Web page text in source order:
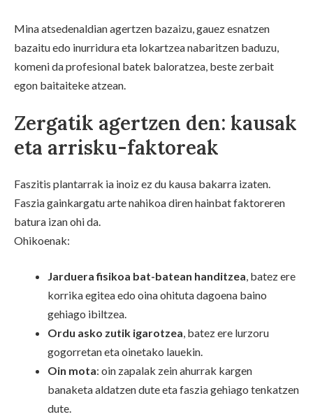
Mina atsedenaldian agertzen bazaizu, gauez esnatzen
bazaitu edo inurridura eta lokartzea nabaritzen baduzu,
komeni da profesional batek baloratzea, beste zerbait
egon baitaiteke atzean.
Zergatik agertzen den: kausak
eta arrisku-faktoreak
Faszitis plantarrak ia inoiz ez du kausa bakarra izaten.
Faszia gainkargatu arte nahikoa diren hainbat faktoreren
batura izan ohi da.
Ohikoenak:
Jarduera fisikoa bat-batean handitzea, batez ere
korrika egitea edo oina ohituta dagoena baino
gehiago ibiltzea.
Ordu asko zutik igarotzea, batez ere lurzoru
gogorretan eta oinetako lauekin.
Oin mota: oin zapalak zein ahurrak kargen
banaketa aldatzen dute eta faszia gehiago tenkatzen
dute.